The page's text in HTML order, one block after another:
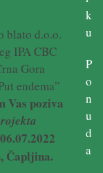
blato d.o.o.
IPA CBC
Gora
endema”
Vas poziva
Čapljina.
k
u
P
o
n
u
d
a